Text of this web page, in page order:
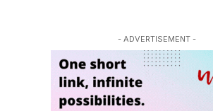
- ADVERTISEMENT -